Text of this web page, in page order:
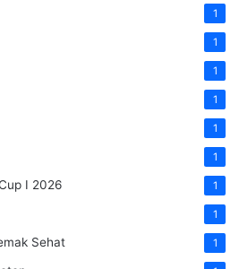
1
1
1
1
1
1
I 2026 1
1
Sehat 1